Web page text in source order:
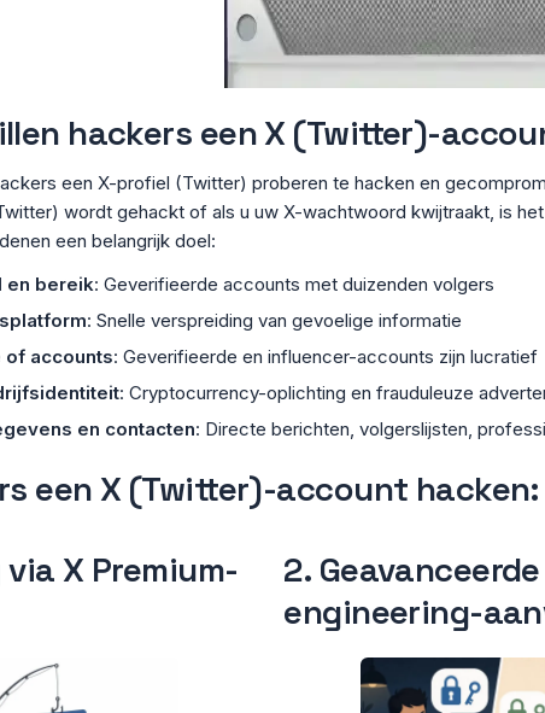
hackers een X (Twitter)-
een X-profiel (Twitter) proberen te hacken en
wordt gehackt of als u uw X-wachtwoord kwijtraakt, is
een belangrijk doel:
en bereik: Geverifieerde accounts met duizenden volgers
: Snelle verspreiding van gevoelige informatie
of accounts: Geverifieerde en influencer-accounts zijn lucratief
: Cryptocurrency-oplichting en frauduleuze
en contacten: Directe berichten, volgerslijsten,
een X (Twitter)-account
X Premium-
2.
engineering-